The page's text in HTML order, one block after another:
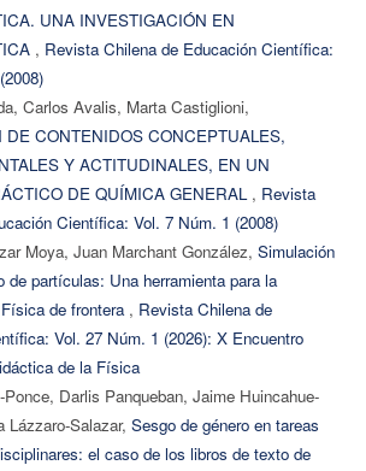
UNA INVESTIGACIÓN EN
, Revista Chilena de Educación Científica:
Carlos Avalis, Marta Castiglioni,
DE CONTENIDOS CONCEPTUALES,
Y ACTITUDINALES, EN UN
DE QUÍMICA GENERAL , Revista
Científica: Vol. 7 Núm. 1 (2008)
Moya, Juan Marchant González, Simulación
de partículas: Una herramienta para la
de frontera , Revista Chilena de
Vol. 27 Núm. 1 (2026): X Encuentro
de la Física
Darlis Panqueban, Jaime Huincahue-
Lázzaro-Salazar, Sesgo de género en tareas
el caso de los libros de texto de